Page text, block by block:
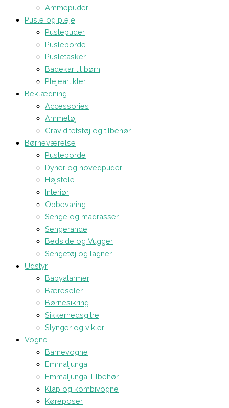
Ammepuder
Pusle og pleje
Puslepuder
Pusleborde
Pusletasker
Badekar til børn
Plejeartikler
Beklædning
Accessories
Ammetøj
Graviditetstøj og tilbehør
Børneværelse
Pusleborde
Dyner og hovedpuder
Højstole
Interiør
Opbevaring
Senge og madrasser
Sengerande
Bedside og Vugger
Sengetøj og lagner
Udstyr
Babyalarmer
Bæreseler
Børnesikring
Sikkerhedsgitre
Slynger og vikler
Vogne
Barnevogne
Emmaljunga
Emmaljunga Tilbehør
Klap og kombivogne
Køreposer